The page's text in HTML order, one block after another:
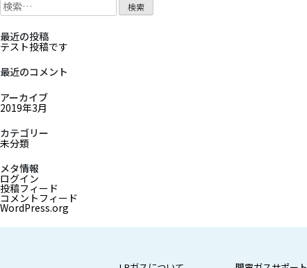
ゲ
シ
ョ
索:
最近の投稿
テスト投稿です
最近のコメント
アーカイブ
2019年3月
カテゴリー
未分類
メタ情報
ログイン
投稿フィード
コメントフィード
WordPress.org